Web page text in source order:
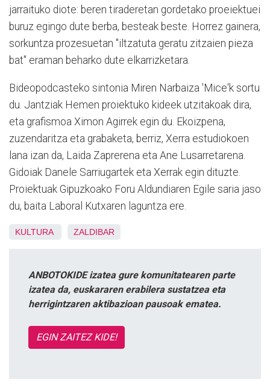
jarraituko diote: beren tiraderetan gordetako proeiektuei
buruz egingo dute berba, besteak beste. Horrez gainera,
sorkuntza prozesuetan "iltzatuta geratu zitzaien pieza
bat" eraman beharko dute elkarrizketara.
Bideopodcasteko sintonia Miren Narbaiza 'Mice'k sortu
du. Jantziak Hemen proiektuko kideek utzitakoak dira,
eta grafismoa Ximon Agirrek egin du. Ekoizpena,
zuzendaritza eta grabaketa, berriz, Xerra estudiokoen
lana izan da, Laida Zaprerena eta Ane Lusarretarena.
Gidoiak Danele Sarriugartek eta Xerrak egin dituzte.
Proiektuak Gipuzkoako Foru Aldundiaren Egile saria jaso
du, baita Laboral Kutxaren laguntza ere.
KULTURA ZALDIBAR
ANBOTOKIDE izatea gure komunitatearen parte
izatea da, euskararen erabilera sustatzea eta
herrigintzaren aktibazioan pausoak ematea.
EGIN ZAITEZ KIDE!